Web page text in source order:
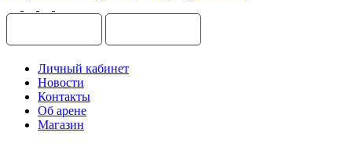
Личный кабинет
Новости
Контакты
Об арене
Магазин